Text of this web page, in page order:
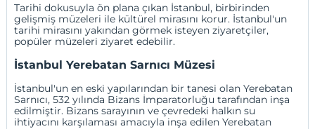
Tarihi dokusuyla ön plana çıkan İstanbul, birbirinden
gelişmiş müzeleri ile kültürel mirasını korur. İstanbul'un
tarihi mirasını yakından görmek isteyen ziyaretçiler,
popüler müzeleri ziyaret edebilir.
İstanbul Yerebatan Sarnıcı Müzesi
İstanbul'un en eski yapılarından bir tanesi olan Yerebatan
Sarnıcı, 532 yılında Bizans İmparatorluğu tarafından inşa
edilmiştir. Bizans sarayının ve çevredeki halkın su
ihtiyacını karşılaması amacıyla inşa edilen Yerebatan